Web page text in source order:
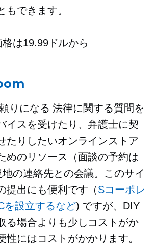
もできます。
は19.99ドルから
頼りになる 法律に関する質問を
イスを受けたり、弁護士に契
たりしたいオンラインストア
めのリソース（面談の予約は
地の連絡先との会議。このサイ
提出にも便利です（Sコーポレ
を設立するなど) ですが、DIY
る場合よりも少しコストがか
性にはコストがかかります。